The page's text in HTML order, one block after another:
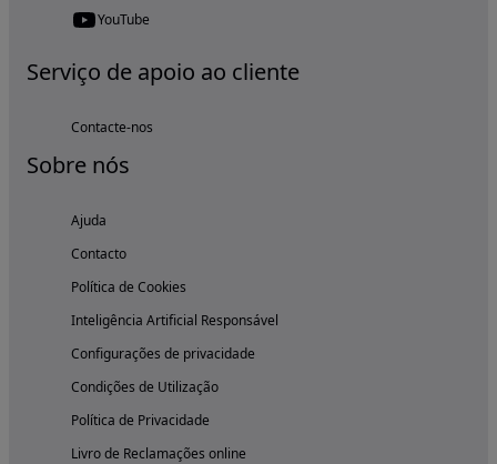
YouTube
Serviço de apoio ao cliente
Contacte-nos
Sobre nós
Ajuda
Contacto
Política de Cookies
Inteligência Artificial Responsável
Configurações de privacidade
Condições de Utilização
Política de Privacidade
Livro de Reclamações online